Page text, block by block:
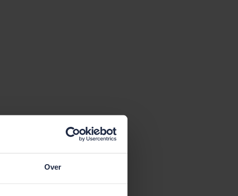
Over